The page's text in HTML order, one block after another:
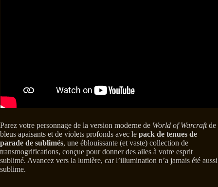
Parez votre personnage de la version moderne de World of Warcraftde
bleus apaisants et de violets profonds avec le pack de tenues de
parade de sublimés, une éblouissante (et vaste) collection de
transmogrifications, conçue pour donner des ailes à votre esprit
sublimé. Avancez vers la lumière, car l’illumination n’a jamais été aussi
sublime.